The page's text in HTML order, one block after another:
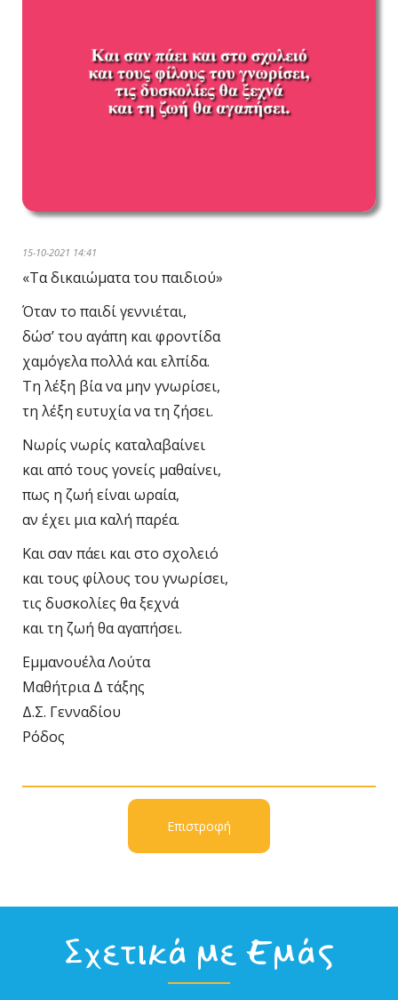
15-10-2021 14:41
«Τα δικαιώματα του παιδιού»
Όταν το παιδί γεννιέται,
δώσ’ του αγάπη και φροντίδα
χαμόγελα πολλά και ελπίδα.
Τη λέξη βία να μην γνωρίσει,
τη λέξη ευτυχία να τη ζήσει.
Νωρίς νωρίς καταλαβαίνει
και από τους γονείς μαθαίνει,
πως η ζωή είναι ωραία,
αν έχει μια καλή παρέα.
Και σαν πάει και στο σχολειό
και τους φίλους του γνωρίσει,
τις δυσκολίες θα ξεχνά
και τη ζωή θα αγαπήσει.
Εμμανουέλα Λούτα
Μαθήτρια Δ τάξης
Δ.Σ. Γενναδίου
Ρόδος
Επιστροφή
Σχετικά με Εμάς